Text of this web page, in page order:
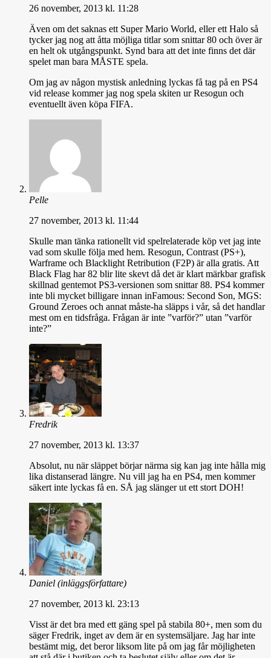
26 november, 2013 kl. 11:28
Även om det saknas ett Super Mario World, eller ett Halo så
tycker jag nog att åtta möjliga titlar som snittar 80 och över är
en helt ok utgångspunkt. Synd bara att det inte finns det där
spelet man bara MÅSTE spela.
Om jag av någon mystisk anledning lyckas få tag på en PS4
vid release kommer jag nog spela skiten ur Resogun och
eventuellt även köpa FIFA.
Pelle
27 november, 2013 kl. 11:44
Skulle man tänka rationellt vid spelrelaterade köp vet jag inte
vad som skulle följa med hem. Resogun, Contrast (PS+),
Warframe och Blacklight Retribution (F2P) är alla gratis. Att
Black Flag har 82 blir lite skevt då det är klart märkbar grafisk
skillnad gentemot PS3-versionen som snittar 88. PS4 kommer
inte bli mycket billigare innan inFamous: Second Son, MGS:
Ground Zeroes och annat måste-ha släpps i vår, så det handlar
mest om en tidsfråga. Frågan är inte ”varför?” utan ”varför
inte?”
Fredrik
27 november, 2013 kl. 13:37
Absolut, nu när släppet börjar närma sig kan jag inte hålla mig
lika distanserad längre. Nu vill jag ha en PS4, men kommer
säkert inte lyckas få en. SÅ jag slänger ut ett stort DOH!
Daniel (inläggsförfattare)
27 november, 2013 kl. 23:13
Visst är det bra med ett gäng spel på stabila 80+, men som du
säger Fredrik, inget av dem är en systemsäljare. Jag har inte
bestämt mig, det beror liksom lite på om jag får möjligheten